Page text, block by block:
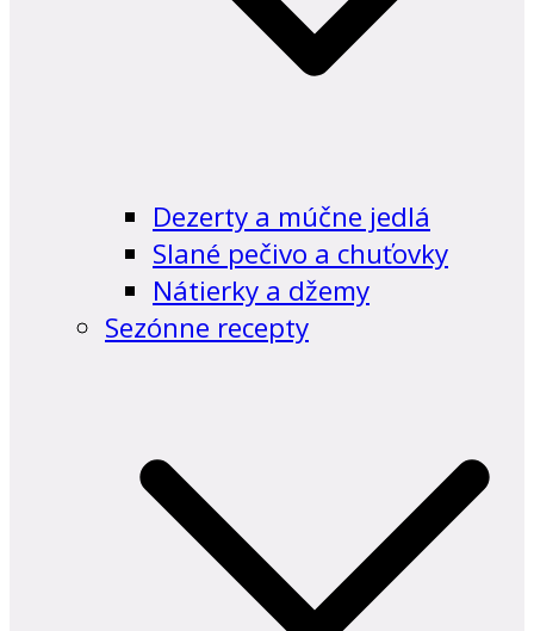
Dezerty a múčne jedlá
Slané pečivo a chuťovky
Nátierky a džemy
Sezónne recepty